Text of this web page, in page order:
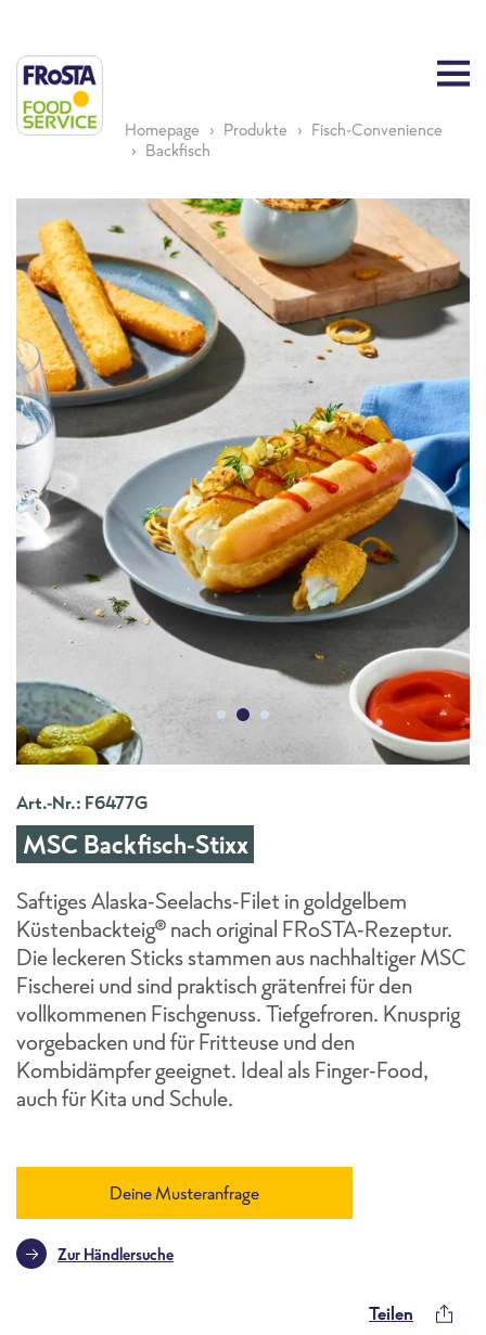
Homepage Produkte
Fisch-Convenience
Backfisch
Art.-Nr.: F6477G
MSC Backfisch-Stixx
Saftiges Alaska-Seelachs-Filet in goldgelbem
Küstenbackteig® nach original FRoSTA-Rezeptur.
Die leckeren Sticks stammen aus nachhaltiger MSC
Fischerei und sind praktisch grätenfrei für den
vollkommenen Fischgenuss. Tiefgefroren. Knusprig
vorgebacken und für Fritteuse und den
Kombidämpfer geeignet. Ideal als Finger-Food,
auch für Kita und Schule.
Deine Musteranfrage
Zur Händlersuche
Teilen